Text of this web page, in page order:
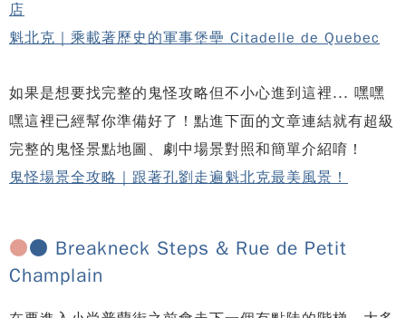
店
魁北克｜乘載著歷史的軍事堡壘 Citadelle de Quebec
如果是想要找完整的鬼怪攻略但不小心進到這裡... 嘿嘿
嘿這裡已經幫你準備好了！點進下面的文章連結就有超級
完整的鬼怪景點地圖、劇中場景對照和簡單介紹唷！
鬼怪場景全攻略｜跟著孔劉走遍魁北克最美風景！
●● Breakneck Steps & Rue de Petit
Champlain